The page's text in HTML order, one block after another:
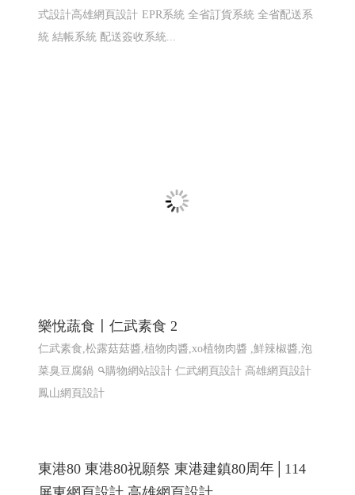
式設計高雄網頁設計 EPR系統 全省訂貨系統 全省配送系
統 結帳系統 配送簽收系統...